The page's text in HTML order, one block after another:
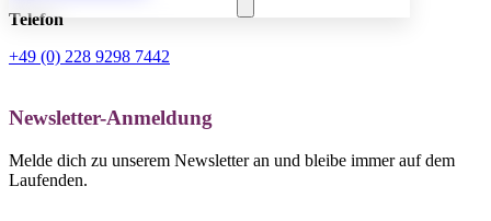
Telefon
+49 (0) 228 9298 7442
Newsletter-Anmeldung
Melde dich zu unserem Newsletter an und bleibe immer auf dem
Laufenden.